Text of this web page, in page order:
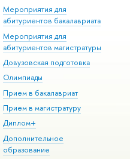
Мероприятия для
абитуриентов бакалавриата
Мероприятия для
абитуриентов магистратуры
Довузовская подготовка
Олимпиады
Прием в бакалавриат
Прием в магистратуру
Диплом+
Дополнительное
образование